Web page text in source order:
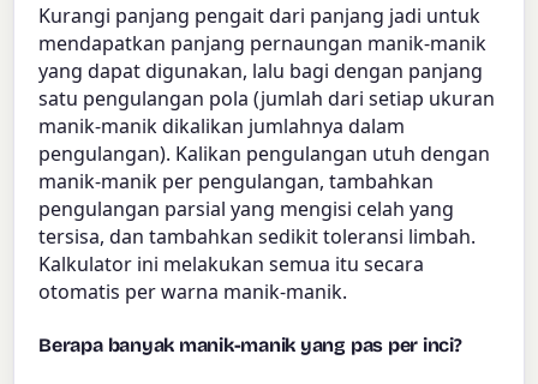
Kurangi panjang pengait dari panjang jadi untuk
mendapatkan panjang pernaungan manik-manik
yang dapat digunakan, lalu bagi dengan panjang
satu pengulangan pola (jumlah dari setiap ukuran
manik-manik dikalikan jumlahnya dalam
pengulangan). Kalikan pengulangan utuh dengan
manik-manik per pengulangan, tambahkan
pengulangan parsial yang mengisi celah yang
tersisa, dan tambahkan sedikit toleransi limbah.
Kalkulator ini melakukan semua itu secara
otomatis per warna manik-manik.
Berapa banyak manik-manik yang pas per inci?